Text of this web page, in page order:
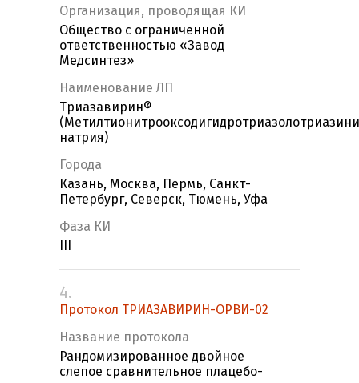
Организация, проводящая КИ
Общество с ограниченной
ответственностью «Завод
Медсинтез»
Наименование ЛП
Триазавирин®
натрия)
Города
Казань, Москва, Пермь, Санкт-
Петербург, Северск, Тюмень, Уфа
Фаза КИ
4.
Протокол ТРИАЗАВИРИН-ОРВИ-02
Название протокола
Рандомизированное двойное
слепое сравнительное плацебо-